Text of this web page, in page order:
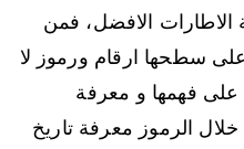
الاطارات الافضل، فمن
سطحها ارقام ورموز لا
فهمها و معرفة
الرموز معرفة تاريخ